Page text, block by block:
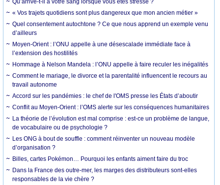
Qu’arrive-t-il à votre sang lorsque vous êtes stressé ?
« Vos trajets quotidiens sont plus dangereux que mon ancien métier »
Quel consentement autochtone ? Ce que nous apprend un exemple venu
d’ailleurs
Moyen-Orient : l’ONU appelle à une désescalade immédiate face à
l’extension des hostilités
Hommage à Nelson Mandela : l’ONU appelle à faire reculer les inégalités
Comment le mariage, le divorce et la parentalité influencent le recours au
travail autonome
Accord sur les pandémies : le chef de l'OMS presse les États d’aboutir
Conflit au Moyen-Orient : l’OMS alerte sur les conséquences humanitaires
La théorie de l’évolution est mal comprise : est-ce un problème de langue,
de vocabulaire ou de psychologie ?
Les ONG à bout de souffle : comment réinventer un nouveau modèle
d’organisation ?
Billes, cartes Pokémon… Pourquoi les enfants aiment faire du troc
Dans la France des outre-mer, les marges des distributeurs sont-elles
responsables de la vie chère ?